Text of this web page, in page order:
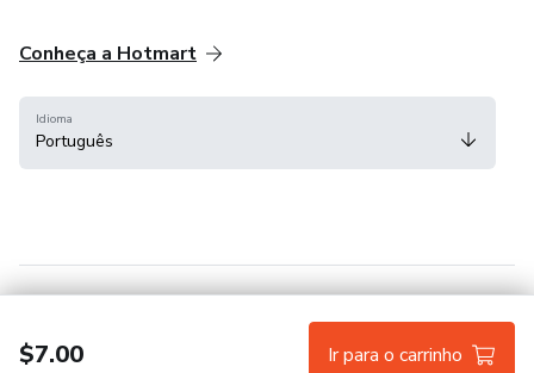
$7.00 Ir para o carrinho
Conheça a Hotmart
Idioma
Português